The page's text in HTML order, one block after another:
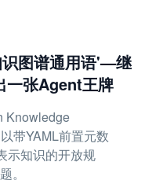
图谱通用语'—继
一张Agent王牌
Knowledge
带YAML前置元数
示知识的开放规
。